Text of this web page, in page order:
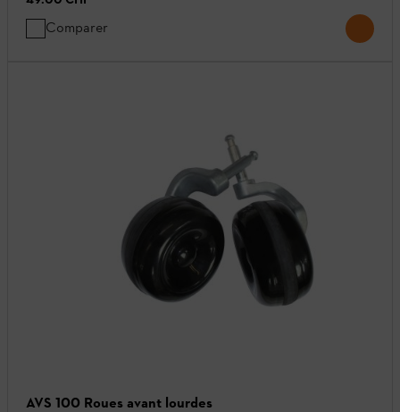
Comparer
AVS 100 Roues avant lourdes